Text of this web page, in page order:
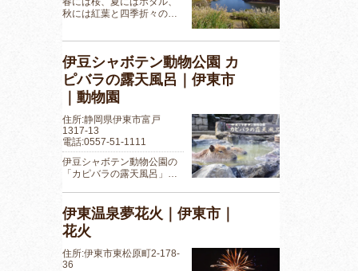
秋には紅葉と四季折々の…
伊豆シャボテン動物公園 カ
ピバラの露天風呂｜伊東市
｜動物園
住所:静岡県伊東市富戸
1317-13
電話:0557-51-1111
伊豆シャボテン動物公園の
「カピバラの露天風呂」…
伊東温泉夢花火｜伊東市｜
花火
住所:伊東市東松原町2-178-
36